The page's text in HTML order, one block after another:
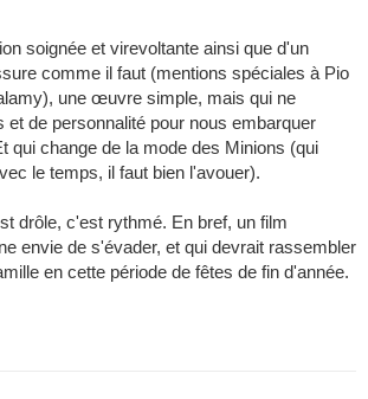
soignée et virevoltante ainsi que d'un
comme il faut (mentions spéciales à Pio
une œuvre simple, mais qui ne
et de personnalité pour nous embarquer
qui change de la mode des Minions (qui
le temps, il faut bien l'avouer).
drôle, c'est rythmé. En bref, un film
envie de s'évader, et qui devrait rassembler
en cette période de fêtes de fin d'année.